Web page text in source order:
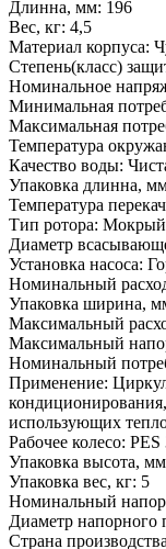
Длинна, мм: 196
Вес, кг: 4,5
Материал корпуса:
Степень(класс)
Номинальное
Минимальная
Максимальная
Температура
Качество воды:
Упаковка длинна,
Температура
Тип ротора: Мокрый
Диаметр
Установка насоса:
Номинальный
Упаковка ширина,
Максимальный
Максимальный
Номинальный
Применение:
использующих
Рабочее колесо:
Упаковка высота,
Упаковка вес, кг: 5
Номинальный
Диаметр напорного
Страна